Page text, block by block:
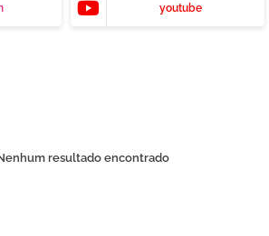
youtube
resultado encontrado